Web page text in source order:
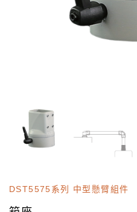
DST5575系列 中型懸臂組件